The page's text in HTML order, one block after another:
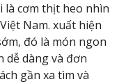
là cơm thịt heo nhìn
Nam. xuất hiện
đó là món ngon
dễ dàng và đơn
gần xa tìm và